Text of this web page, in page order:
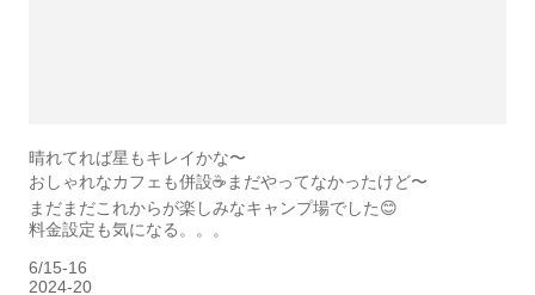
晴れてれば星もキレイかな〜
おしゃれなカフェも併設☕️まだやってなかったけど〜
まだまだこれからが楽しみなキャンプ場でした😊
料金設定も気になる。。。
6/15-16
2024-20